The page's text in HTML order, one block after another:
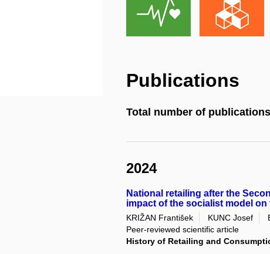
Publications
Total number of
2024
National retailing after the
impact of the socialist model on
KRIŽAN František KUNC Josef
Peer-reviewed scientific article
History of Retailing and